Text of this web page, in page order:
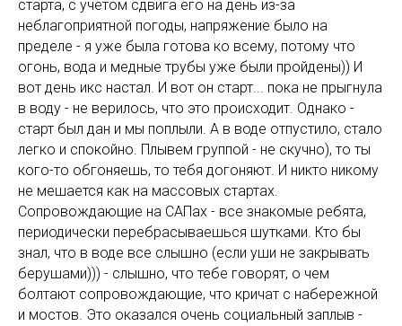
старта, с учетом сдвига его на день из-за
неблагоприятной погоды, напряжение было на
пределе - я уже была готова ко всему, потому что
огонь, вода и медные трубы уже были пройдены)) И
вот день икс настал. И вот он старт... пока не прыгнула
в воду - не верилось, что это происходит. Однако -
старт был дан и мы поплыли. А в воде отпустило, стало
легко и спокойно. Плывем группой - не скучно), то ты
кого-то обгоняешь, то тебя догоняют. И никто никому
не мешается как на массовых стартах.
Сопровождающие на САПах - все знакомые ребята,
периодически перебрасываешься шутками. Кто бы
знал, что в воде все слышно (если уши не закрывать
берушами))) - слышно, что тебе говорят, о чем
болтают сопровождающие, что кричат с набережной
и мостов. Это оказался очень социальный заплыв -